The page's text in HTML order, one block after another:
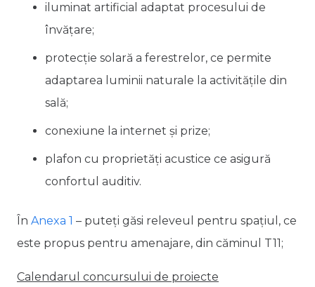
iluminat artificial adaptat procesului de
învățare;
protecție solară a ferestrelor, ce permite
adaptarea luminii naturale la activitățile din
sală;
conexiune la internet și prize;
plafon cu proprietăți acustice ce asigură
confortul auditiv.
În Anexa 1 – puteți găsi releveul pentru spațiul, ce
este propus pentru amenajare, din căminul T11;
Calendarul concursului de proiecte